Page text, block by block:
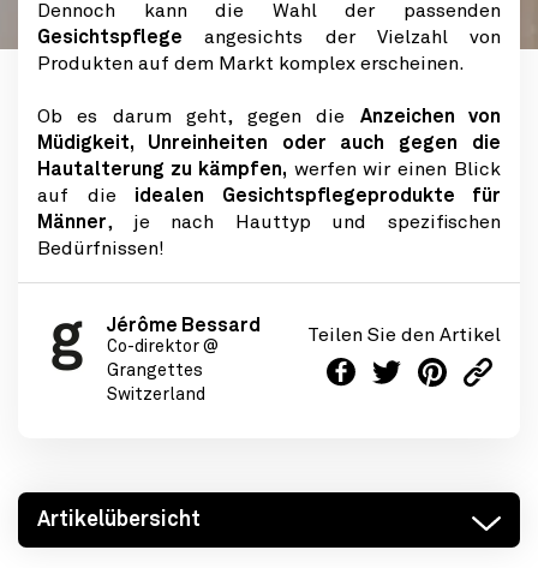
Dennoch kann die Wahl der passenden
Gesichtspflege angesichts der Vielzahl von
Produkten auf dem Markt komplex erscheinen.
Ob es darum geht, gegen die Anzeichen von
Müdigkeit, Unreinheiten oder auch gegen die
Hautalterung zu kämpfen, werfen wir einen Blick
auf die idealen Gesichtspflegeprodukte für
Männer, je nach Hauttyp und spezifischen
Bedürfnissen!
Jérôme Bessard
Co-direktor @
Grangettes
Switzerland
Teilen Sie den Artikel
Artikelübersicht